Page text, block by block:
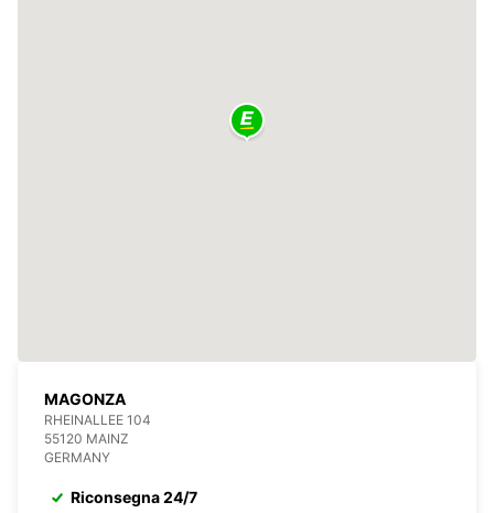
MAGONZA
RHEINALLEE 104
55120 MAINZ
GERMANY
Riconsegna 24/7